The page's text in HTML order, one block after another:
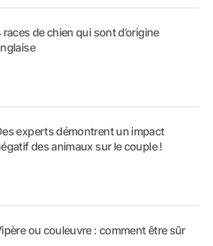
races de chien qui sont d’origine
experts démontrent un impact
des animaux sur le couple !
ou couleuvre : comment être sûr